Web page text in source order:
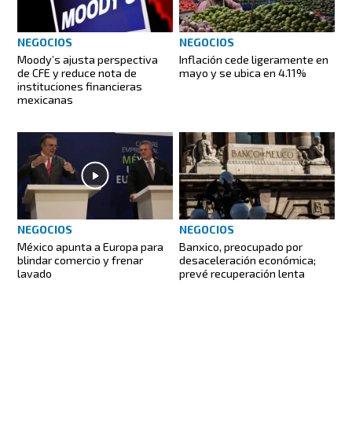
NEGOCIOS
Moody’s ajusta perspectiva
de CFE y reduce nota de
instituciones financieras
mexicanas
NEGOCIOS
Inflación cede ligeramente en
mayo y se ubica en 4.11%
NEGOCIOS
México apunta a Europa para
blindar comercio y frenar
lavado
NEGOCIOS
Banxico, preocupado por
desaceleración económica;
prevé recuperación lenta